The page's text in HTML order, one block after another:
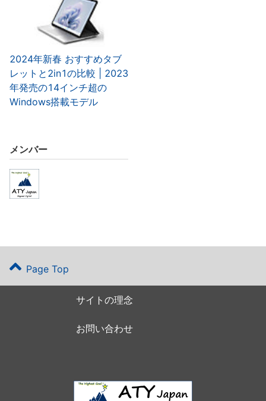
2024年新春 おすすめタブ
レットと2in1の比較 | 2023
年発売の14インチ超の
Windows搭載モデル
メンバー
Page Top
サイトの理念
お問い合わせ